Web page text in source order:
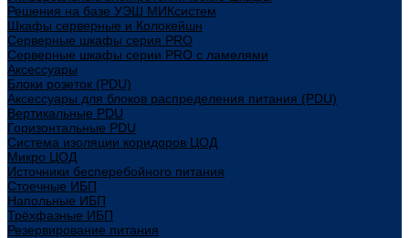
Решения на базе УЭШ МИКсистем
Шкафы серверные и Колокейшн
Серверные шкафы серия PRO
Серверные шкафы серии PRO с ламелями
Аксессуары
Блоки розеток (PDU)
Аксессуары для блоков распределения питания (PDU)
Вертикальные PDU
Горизонтальные PDU
Система изоляции коридоров ЦОД
Микро ЦОД
Источники бесперебойного питания
Стоечные ИБП
Напольные ИБП
Трёхфазные ИБП
Резервирование питания